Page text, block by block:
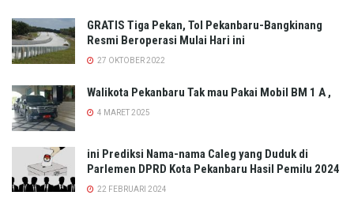
GRATIS Tiga Pekan, Tol Pekanbaru-Bangkinang
Resmi Beroperasi Mulai Hari ini
27 OKTOBER 2022
Walikota Pekanbaru Tak mau Pakai Mobil BM 1 A ,
4 MARET 2025
ini Prediksi Nama-nama Caleg yang Duduk di
Parlemen DPRD Kota Pekanbaru Hasil Pemilu 2024
22 FEBRUARI 2024